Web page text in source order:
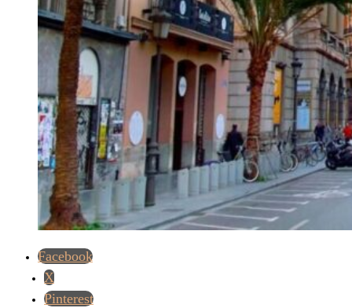
Facebook
X
Pinterest